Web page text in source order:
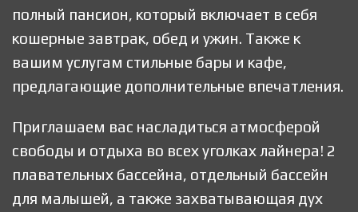
полный пансион, который включает в себя
кошерные завтрак, обед и ужин. Также к
вашим услугам стильные бары и кафе,
предлагающие дополнительные впечатления.
Приглашаем вас насладиться атмосферой
свободы и отдыха во всех уголках лайнера! 2
плавательных бассейна, отдельный бассейн
для малышей, а также захватывающая дух